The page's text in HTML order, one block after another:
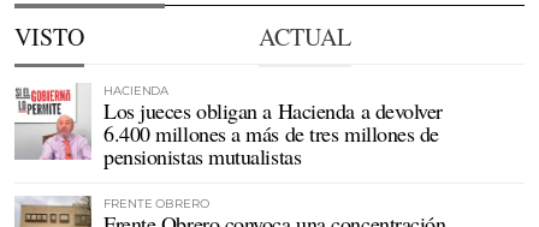
VISTO ACTUAL
HACIENDA
Los jueces obligan a Hacienda a devolver
6.400 millones a más de tres millones de
pensionistas mutualistas
FRENTE OBRERO